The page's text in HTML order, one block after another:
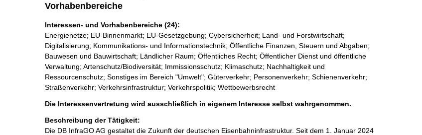
Vorhabenbereiche
Interessen- und Vorhabenbereiche (24):
Energienetze; EU-Binnenmarkt; EU-Gesetzgebung; Cybersicherheit; Land- und Forstwirtschaft;
Digitalisierung; Kommunikations- und Informationstechnik; Öffentliche Finanzen, Steuern und Abgaben;
Bauwesen und Bauwirtschaft; Ländlicher Raum; Öffentliches Recht; Öffentlicher Dienst und öffentliche
Verwaltung; Artenschutz/Biodiversität; Immissionsschutz; Klimaschutz; Nachhaltigkeit und
Ressourcenschutz; Sonstiges im Bereich "Umwelt"; Güterverkehr; Personenverkehr; Schienenverkehr;
Straßenverkehr; Verkehrsinfrastruktur; Verkehrspolitik; Wettbewerbsrecht
Die Interessenvertretung wird ausschließlich in eigenem Interesse selbst wahrgenommen.
Beschreibung der Tätigkeit:
Die DB InfraGO AG gestaltet die Zukunft der deutschen Eisenbahninfrastruktur. Seit dem 1. Januar 2024